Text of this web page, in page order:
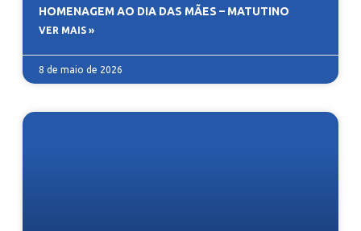
HOMENAGEM AO DIA DAS MÃES – MATUTINO
VER MAIS »
8 de maio de 2026